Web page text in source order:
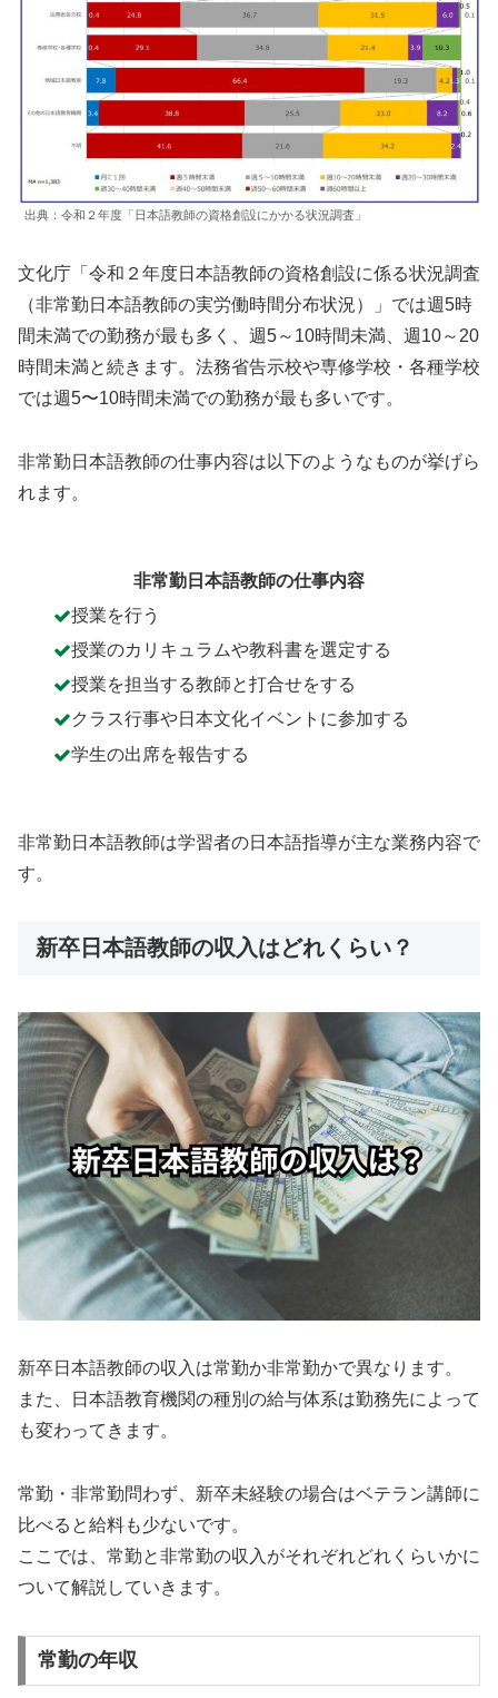
出典：令和２年度「日本語教師の資格創設にかかる状況調査」
文化庁「令和２年度日本語教師の資格創設に係る状況調査
（非常勤日本語教師の実労働時間分布状況）」では週5時
間未満での勤務が最も多く、週5～10時間未満、週10～20
時間未満と続きます。法務省告示校や専修学校・各種学校
では週5〜10時間未満での勤務が最も多いです。
非常勤日本語教師の仕事内容は以下のようなものが挙げら
れます。
非常勤日本語教師の仕事内容
授業を行う
授業のカリキュラムや教科書を選定する
授業を担当する教師と打合せをする
クラス行事や日本文化イベントに参加する
学生の出席を報告する
非常勤日本語教師は学習者の日本語指導が主な業務内容で
す。
新卒日本語教師の収入はどれくらい？
新卒日本語教師の収入は常勤か非常勤かで異なります。
また、日本語教育機関の種別の給与体系は勤務先によって
も変わってきます。
常勤・非常勤問わず、新卒未経験の場合はベテラン講師に
比べると給料も少ないです。
ここでは、常勤と非常勤の収入がそれぞれどれくらいかに
ついて解説していきます。
常勤の年収